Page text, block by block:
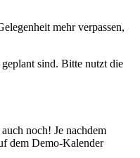
mehr verpassen,
sind. Bitte nutzt die
noch! Je nachdem
dem Demo-Kalender